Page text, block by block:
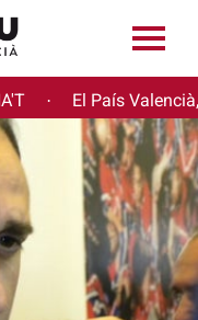
· El País